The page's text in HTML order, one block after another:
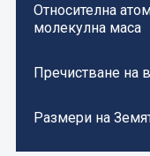
Относителна
молекулна маса
Пречистване на
Размери на